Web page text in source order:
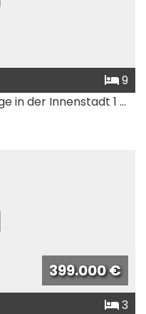
9
in der Innenstadt 1 ...
399.000 €
3